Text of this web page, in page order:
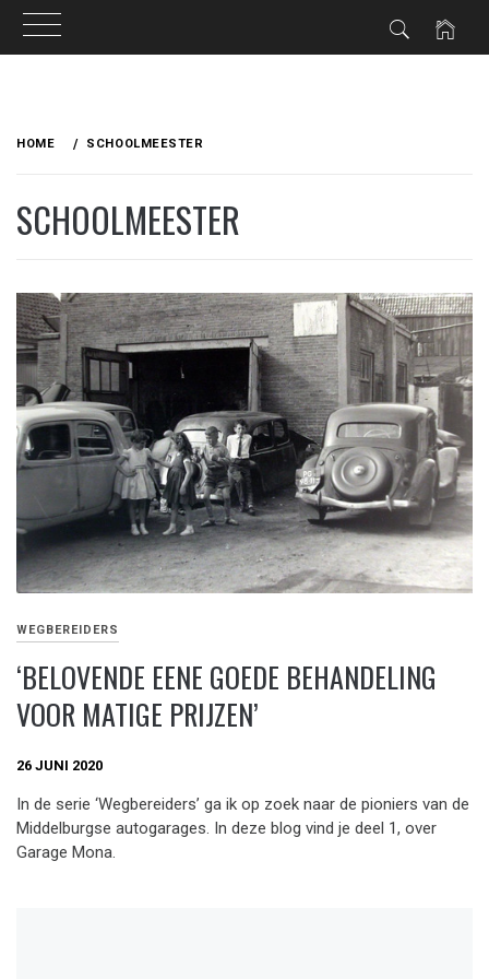
HOME SCHOOLMEESTER
SCHOOLMEESTER
WEGBEREIDERS
‘BELOVENDE EENE GOEDE BEHANDELING
VOOR MATIGE PRIJZEN’
26 JUNI 2020
In de serie ‘Wegbereiders’ ga ik op zoek naar de pioniers van de
Middelburgse autogarages. In deze blog vind je deel 1, over
Garage Mona.